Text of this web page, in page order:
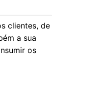
clientes, de
a sua
os